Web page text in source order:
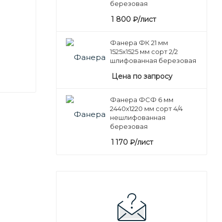
березовая
1 800 ₽/лист
Фанера ФК 21 мм
1525х1525 мм сорт 2/2
шлифованная березовая
Цена по запросу
Фанера ФСФ 6 мм
2440х1220 мм сорт 4/4
нешлифованная
березовая
1 170 ₽/лист